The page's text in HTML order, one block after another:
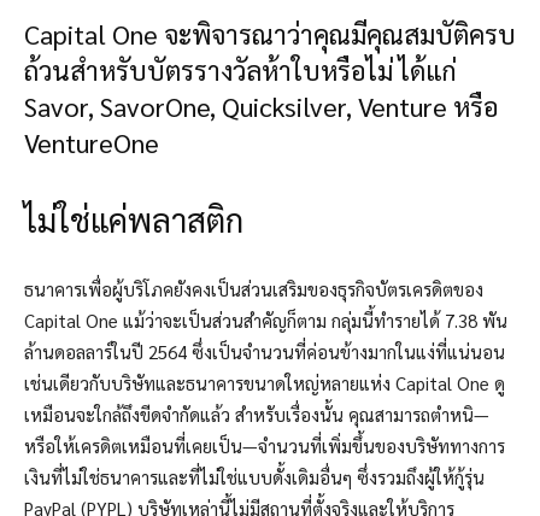
Capital One จะพิจารณาว่าคุณมีคุณสมบัติครบ
ถ้วนสำหรับบัตรรางวัลห้าใบหรือไม่ ได้แก่
Savor, SavorOne, Quicksilver, Venture หรือ
VentureOne
ไม่ใช่แค่พลาสติก
ธนาคารเพื่อผู้บริโภคยังคงเป็นส่วนเสริมของธุรกิจบัตรเครดิตของ
Capital One แม้ว่าจะเป็นส่วนสำคัญก็ตาม กลุ่มนี้ทำรายได้ 7.38 พัน
ล้านดอลลาร์ในปี 2564 ซึ่งเป็นจำนวนที่ค่อนข้างมากในแง่ที่แน่นอน
เช่นเดียวกับบริษัทและธนาคารขนาดใหญ่หลายแห่ง Capital One ดู
เหมือนจะใกล้ถึงขีดจำกัดแล้ว สำหรับเรื่องนั้น คุณสามารถตำหนิ—
หรือให้เครดิตเหมือนที่เคยเป็น—จำนวนที่เพิ่มขึ้นของบริษัททางการ
เงินที่ไม่ใช่ธนาคารและที่ไม่ใช่แบบดั้งเดิมอื่นๆ ซึ่งรวมถึงผู้ให้กู้รุ่น
PayPal (PYPL) บริษัทเหล่านี้ไม่มีสถานที่ตั้งจริงและให้บริการ